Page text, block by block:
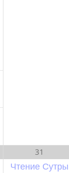
31
Чтение Сутры